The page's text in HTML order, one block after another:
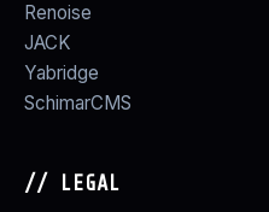
Renoise
JACK
Yabridge
SchimarCMS
// LEGAL